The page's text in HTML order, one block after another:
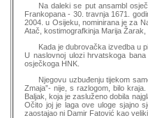
Na daleki se put ansambl
Frankopana - 30. travnja 1671.
2004. u Osijeku, nominirana je za
Atač, kostimografkinja Marija
Kada je dubrovačka izvedba u
U naslovnoj ulozi hrvatskoga
osječkoga HNK.
Njegovu uzbuđenju tijekom
Zmaja”- nije, s razlogom, bilo
Baljak, koja je zasluženo dobila
Očito joj je laga ove uloge sjajno
zaostajao ni Damir Fatović kao